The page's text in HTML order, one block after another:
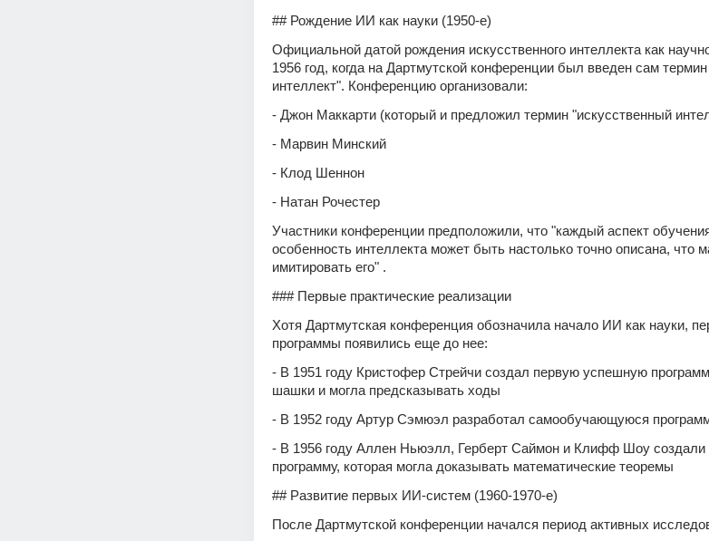
## Рождение ИИ как науки (1950-е)
Официальной датой рождения искусственного интеллекта как
1956 год, когда на Дартмутской конференции был введен сам
интеллект". Конференцию организовали:
- Джон Маккарти (который и предложил термин "искусственный
- Марвин Минский
- Клод Шеннон
- Натан Рочестер
Участники конференции предположили, что "каждый аспект
особенность интеллекта может быть настолько точно описана, что
имитировать его" .
### Первые практические реализации
Хотя Дартмутская конференция обозначила начало ИИ как науки,
программы появились еще до нее:
- В 1951 году Кристофер Стрейчи создал первую успешную
шашки и могла предсказывать ходы
- В 1952 году Артур Сэмюэл разработал самообучающуюся
- В 1956 году Аллен Ньюэлл, Герберт Саймон и Клифф Шоу создали
программу, которая могла доказывать математические теоремы
## Развитие первых ИИ-систем (1960-1970-е)
После Дартмутской конференции начался период активных